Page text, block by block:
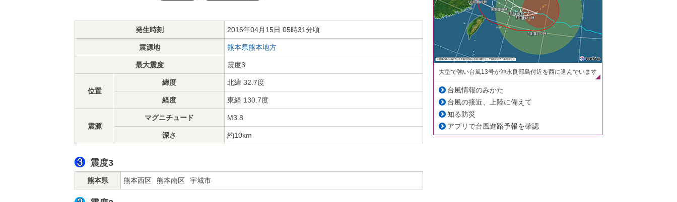
発生時刻 2016年04月15日 05時31分頃
震源地 熊本県熊本地方
最大震度 震度3
位置
緯度 北緯 32.7度
経度 東経 130.7度
震源
マグニチュード M3.8
深さ 約10km
震度3
熊本県 熊本西区 熊本南区 宇城市
大型で強い台風13号が沖永良部島付近を西に進んでいます
台風情報のみかた
台風の接近、上陸に備えて
知る防災
アプリで台風進路予報を確認